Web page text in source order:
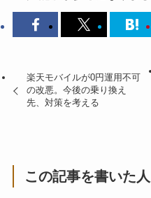
楽天モバイルが0円運用不可
の改悪。今後の乗り換え
先、対策を考える
この記事を書いた人